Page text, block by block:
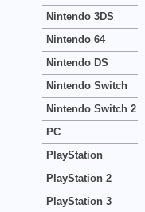
Nintendo 3DS
Nintendo 64
Nintendo DS
Nintendo Switch
Nintendo Switch 2
PC
PlayStation
PlayStation 2
PlayStation 3